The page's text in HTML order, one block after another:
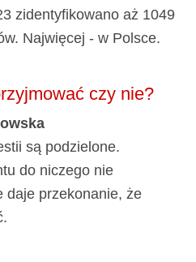
zidentyfikowano aż 1049
Najwięcej - w Polsce.
czy nie?
są podzielone.
do niczego nie
daje przekonanie, że